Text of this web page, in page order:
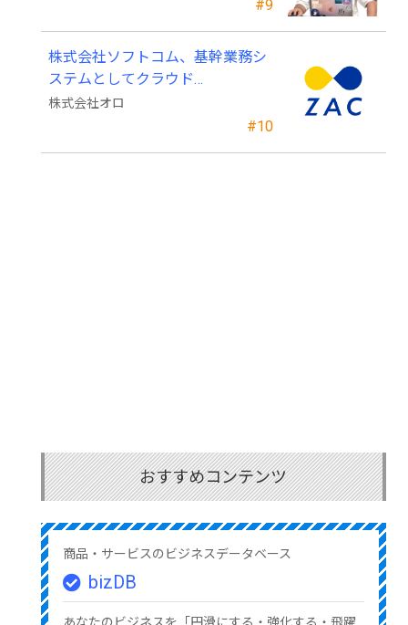
#9
#10
株式会社ソフトコム、基幹業務シ
ステムとしてクラウド
ERP「ZAC」を採用
株式会社オロ
おすすめコンテンツ
商品・サービスのビジネスデータベース
bizDB